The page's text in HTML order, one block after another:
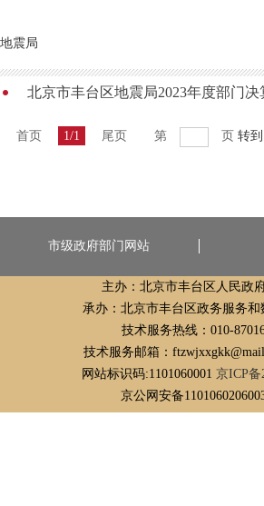
地震局
北京市丰台区地震局2023年度部门决
首页 1/1 尾页 第 页 转到
市级政府部门网站
主办：北京市丰台区人民政
承办：北京市丰台区政务服务和
技术服务热线：010-
技术服务邮箱：
网站标识码:1101060001 京ICP备
京公网安备